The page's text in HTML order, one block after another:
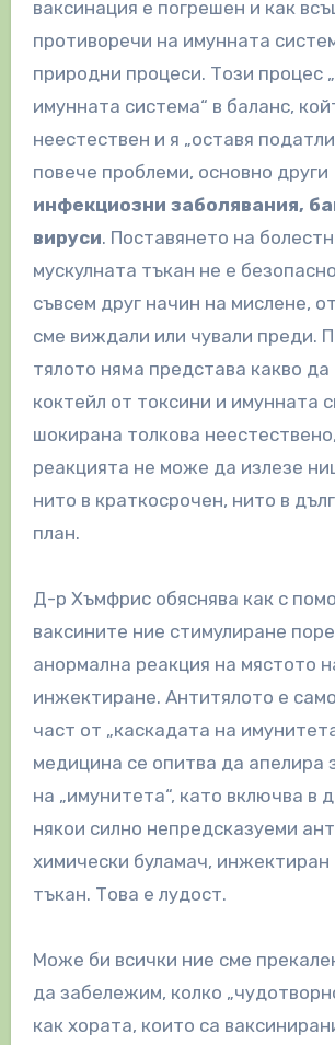
ваксинация е погрешен и как
противоречи на имунната
природни процеси. Този процес
имунната система“ в баланс,
неестествен и я „оставя
повече проблеми, основно други
инфекциозни заболявания,
вируси. Поставянето на
мускулната тъкан не е
съвсем друг начин на мислене,
сме виждали или чували преди.
тялото няма представа какво да
коктейл от токсини и имунната
шокирана толкова
реакцията не може да излезе
нито в краткосрочен, нито в
план.
Д-р Хъмфрис обяснява как с
ваксините ние стимулиране
анормална реакция на мястото
инжектиране. Антитялото е
част от „каскадата на
медицина се опитва да апелира
на „имунитета“, като включва в
някои силно непредсказуеми
химически буламач, инжектиран
тъкан. Това е лудост.
Може би всички ние сме
да забележим, колко
как хората, които са